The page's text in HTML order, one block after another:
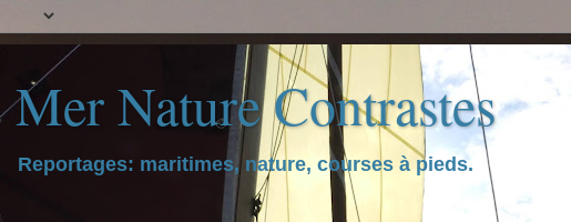
Mer Nature Contrastes
Reportages: maritimes, nature, courses à pieds.